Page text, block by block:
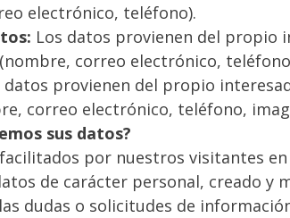
electrónico, teléfono).
Los datos provienen del propio
correo electrónico,
datos provienen del propio
correo electrónico, teléfono,
sus datos?
por nuestros visitantes en
de carácter personal, creado y
dudas o solicitudes de